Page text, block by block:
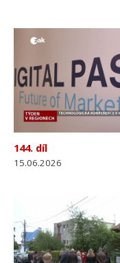
144. díl
15.06.2026